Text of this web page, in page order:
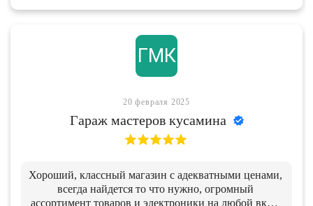
ГМК
20 февраля 2025
Гараж мастеров кусамина
Хороший, классный магазин с адекватными ценами,
всегда найдется то что нужно, огромный
ассортимент товаров и электроники на любой вкус,